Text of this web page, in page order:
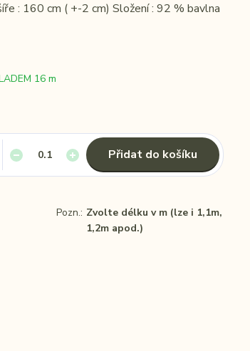
: 160 cm ( +-2 cm) Složení : 92 % bavlna
16 m
Přidat do košíku
Pozn.: Zvolte délku v m (lze i 1,1m,
1,2m apod.)